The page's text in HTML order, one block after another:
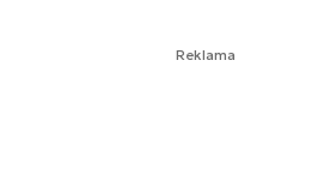
Reklama